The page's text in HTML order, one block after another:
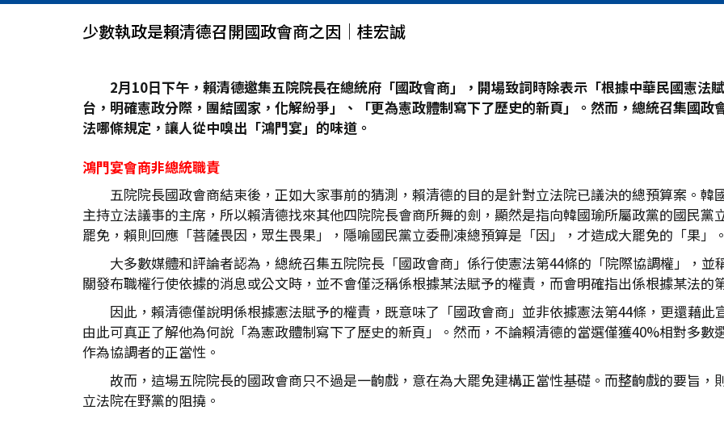
少數執政是賴清德召開國政會商之因│桂宏誠
2月10日下午，賴清德邀集五院院長在總統府「國政會商」，開場致詞時除表示「根據中華民國憲法
台，明確憲政分際，團結國家，化解紛爭」、「更為憲政體制寫下了歷史的新頁」。然而，總統召集國
法哪條規定，讓人從中嗅出「鴻門宴」的味道。
鴻門宴會商非總統職責
五院院長國政會商結束後，正如大家事前的猜測，賴清德的目的是針對立法院已議決的總預算案。
主持立法議事的主席，所以賴清德找來其他四院院長會商所舞的劍，顯然是指向韓國瑜所屬政黨的國民
罷免，賴則回應「菩薩畏因，眾生畏果」，隱喻國民黨立委刪凍總預算是「因」，才造成大罷免的「果」
大多數媒體和評論者認為，總統召集五院院長「國政會商」係行使憲法第44條的「院際協調權」，
關發布職權行使依據的消息或公文時，並不會僅泛稱係根據某法賦予的權責，而會明確指出係根據某法
因此，賴清德僅說明係根據憲法賦予的權責，既意味了「國政會商」並非依據憲法第44條，更還藉
由此可真正了解他為何說「為憲政體制寫下了歷史的新頁」。然而，不論賴清德的當選僅獲40%相對多
作為協調者的正當性。
故而，這場五院院長的國政會商只不過是一齣戲，意在為大罷免建構正當性基礎。而整齣戲的要旨
立法院在野黨的阻撓。